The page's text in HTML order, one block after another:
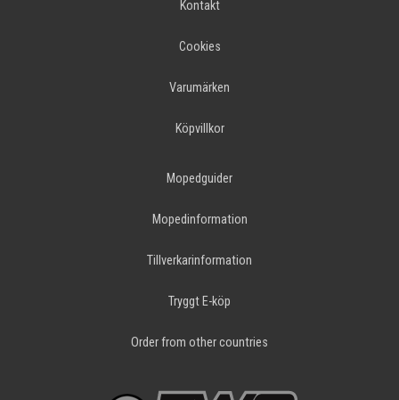
Kontakt
Cookies
Varumärken
Köpvillkor
Mopedguider
Mopedinformation
Tillverkarinformation
Tryggt E-köp
Order from other countries